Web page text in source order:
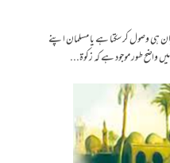
ہی وصول کر سکتا ہے یا مسلمان اپنے
واضح طور موجود ہے کہ زکوۃ...